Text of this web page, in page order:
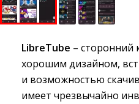
LibreTube – сторонний
хорошим дизайном,
и возможностью
имеет чрезвычайно